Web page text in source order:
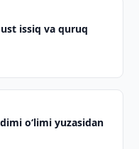
issiq va quruq
o‘limi yuzasidan